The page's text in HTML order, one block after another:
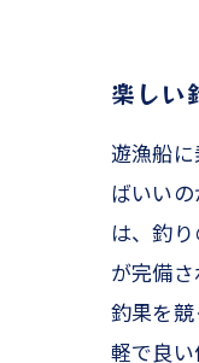
楽しい
遊漁船に
ばいい
は、釣
が完備
釣果を
軽で良い